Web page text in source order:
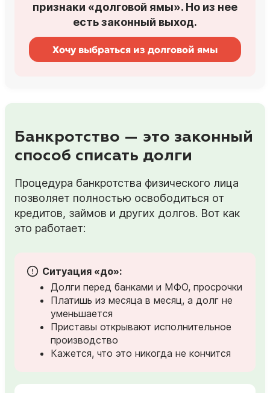
признаки «долговой ямы». Но из нее
есть законный выход.
Хочу выбраться из долговой ямы
Банкротство — это законный
способ списать долги
Процедура банкротства физического лица
позволяет полностью освободиться от
кредитов, займов и других долгов. Вот как
это работает:
Ситуация «до»:
Долги перед банками и МФО, просрочки
Платишь из месяца в месяц, а долг не
уменьшается
Приставы открывают исполнительное
производство
Кажется, что это никогда не кончится